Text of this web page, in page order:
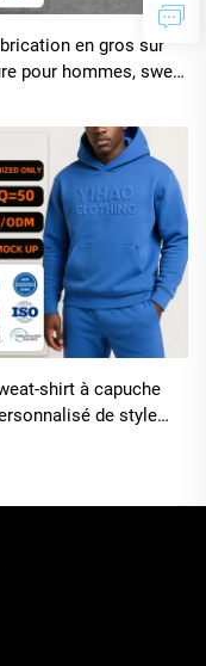
en gros sur
pour hommes, sweat
numérique
shirt à capuche
de style
sweat-shirts
essentiels